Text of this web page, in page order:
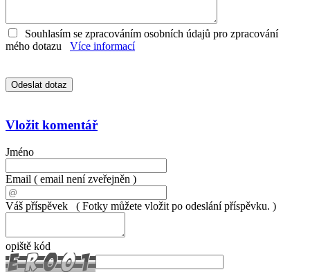
Souhlasím se zpracováním osobních údajů pro zpracování
mého dotazu
Více informací
Vložit komentář
Jméno
Email ( email není zveřejněn )
Váš příspěvek ( Fotky můžete vložit po odeslání příspěvku. )
opiště kód